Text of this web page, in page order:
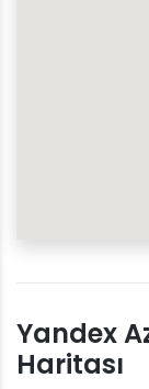
Yandex
Haritası